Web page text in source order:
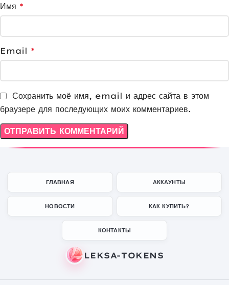
Имя *
Email *
Сохранить моё имя, email и адрес сайта в этом
браузере для последующих моих комментариев.
ГЛАВНАЯ АККАУНТЫ
НОВОСТИ КАК КУПИТЬ?
КОНТАКТЫ